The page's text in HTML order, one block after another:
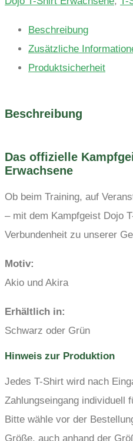
Erwachsene
MengeBeschreibung
Zusätzliche
Produktsicherheit
Beschreibung
Das offizielle
Erwachsene
Ob beim Training, auf
– mit dem Kampfgeist Dojo
Verbundenheit zu unserer
Motiv:
Akio und Akira
Erhältlich in:
Schwarz oder Grün
Hinweis zur Produktion
Jedes T-Shirt wird nach
Zahlungseingang individuell
Bitte wähle vor der
Größe, auch anhand der